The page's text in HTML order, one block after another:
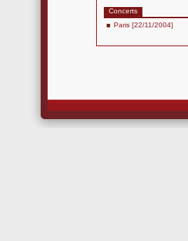
Concerts
Paris [22/11/2004]